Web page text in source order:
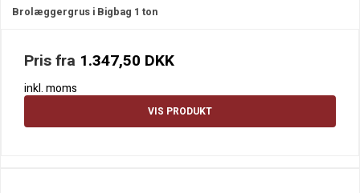
Brolæggergrus i Bigbag 1 ton
Pris fra 1.347,50 DKK
inkl. moms
VIS PRODUKT